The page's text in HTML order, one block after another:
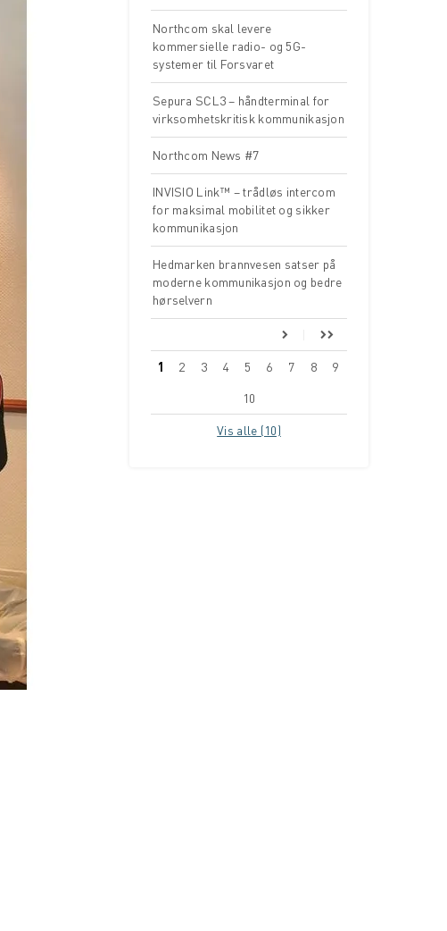
Northcom skal levere
kommersielle radio- og 5G-
systemer til Forsvaret
Sepura SCL3 – håndterminal for
virksomhetskritisk kommunikasjon
Northcom News #7
INVISIO Link™ – trådløs intercom
for maksimal mobilitet og sikker
kommunikasjon
Hedmarken brannvesen satser på
moderne kommunikasjon og bedre
hørselvern
1 2 3 4 5 6 7 8 9
10
Vis alle (10)